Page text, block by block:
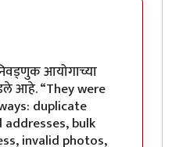
आयोगाच्या
आहे. “They were
duplicate
bulk
invalid photos,